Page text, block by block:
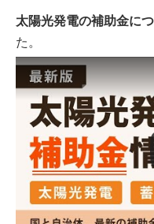
太陽光発電の補助金に
た。